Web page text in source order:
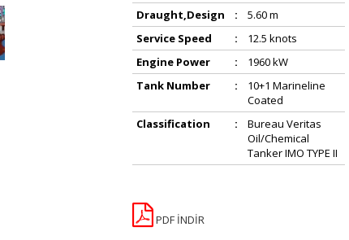
Draught,Design :
5.60 m
Service Speed
:
12.5 knots
Engine Power
:
1960 kW
Tank Number
:
10+1 Marineline
Coated
Classification
:
Bureau Veritas
Oil/Chemical
Tanker IMO TYPE II
PDF İNDİR